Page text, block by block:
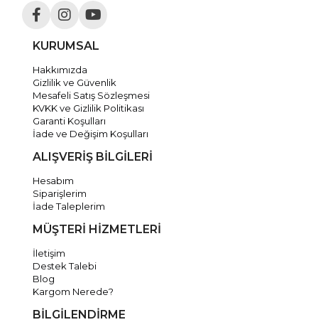
KURUMSAL
Hakkımızda
Gizlilik ve Güvenlik
Mesafeli Satış Sözleşmesi
KVKK ve Gizlilik Politikası
Garanti Koşulları
İade ve Değişim Koşulları
ALIŞVERİŞ BİLGİLERİ
Hesabım
Siparişlerim
İade Taleplerim
MÜŞTERİ HİZMETLERİ
İletişim
Destek Talebi
Blog
Kargom Nerede?
BİLGİLENDİRME